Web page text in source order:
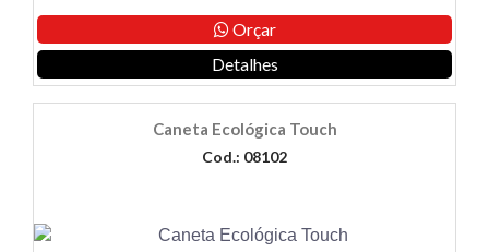
Orçar
Detalhes
Caneta Ecológica Touch
Cod.: 08102